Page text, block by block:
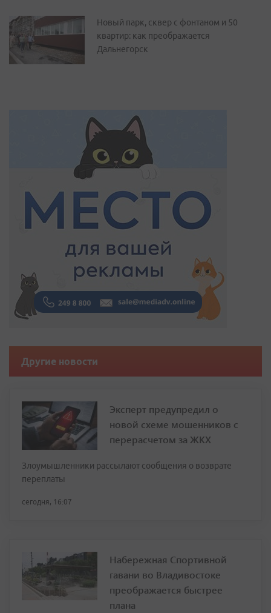
Новый парк, сквер с фонтаном и 50
квартир: как преображается
Дальнегорск
Другие новости
Эксперт предупредил о
новой схеме мошенников с
перерасчетом за ЖКХ
Злоумышленники рассылают сообщения о возврате
переплаты
сегодня, 16:07
Набережная Спортивной
гавани во Владивостоке
преображается быстрее
плана